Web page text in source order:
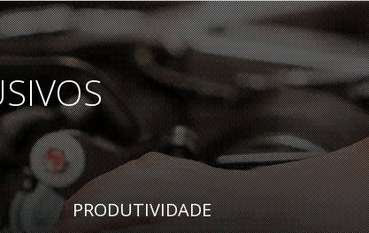
PRODUTIVIDADE